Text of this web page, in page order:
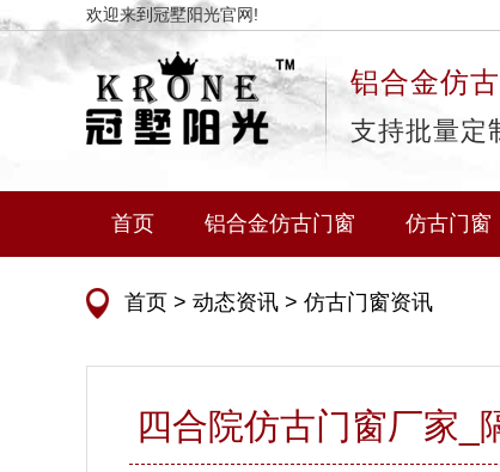
欢迎来到冠墅阳光官网!
铝合金仿
支持批量定
首页 铝合金仿古门窗 仿古门窗
首页 > 动态资讯 > 仿古门窗资讯
四合院仿古门窗厂家_